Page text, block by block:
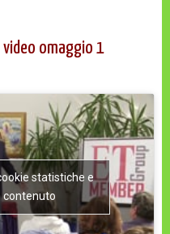
omaggio 1
statistiche e
contenuto